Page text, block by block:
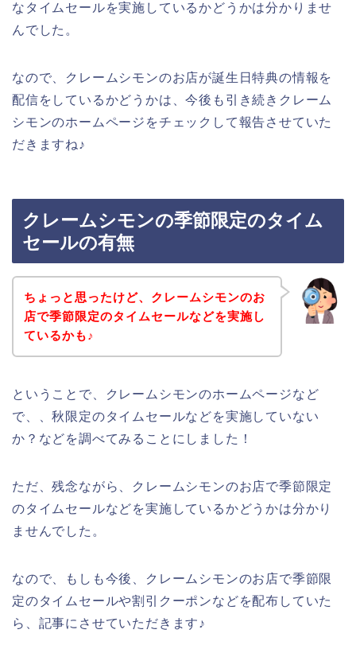
なタイムセールを実施しているかどうかは分かりませ
んでした。
なので、クレームシモンのお店が誕生日特典の情報を
配信をしているかどうかは、今後も引き続きクレーム
シモンのホームページをチェックして報告させていた
だきますね♪
クレームシモンの季節限定のタイム
セールの有無
ちょっと思ったけど、クレームシモンのお
店で季節限定のタイムセールなどを実施し
ているかも♪
ということで、クレームシモンのホームページなど
で、、秋限定のタイムセールなどを実施していない
か？などを調べてみることにしました！
ただ、残念ながら、クレームシモンのお店で季節限定
のタイムセールなどを実施しているかどうかは分かり
ませんでした。
なので、もしも今後、クレームシモンのお店で季節限
定のタイムセールや割引クーポンなどを配布していた
ら、記事にさせていただきます♪